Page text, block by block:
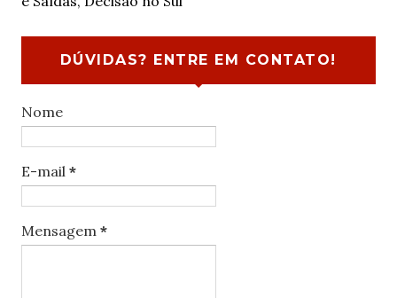
DÚVIDAS? ENTRE EM CONTATO!
Nome
E-mail *
Mensagem *